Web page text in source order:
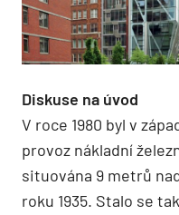
Diskuse na úvod
V roce 1980 byl v
provoz nákladní
situována 9 metrů
roku 1935. Stalo se